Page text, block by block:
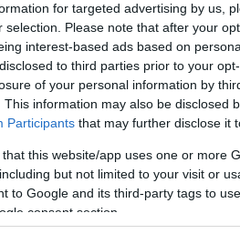
for targeted advertising by us,
selection. Please note that after your
interest-based ads based on
to third parties prior to your
of your personal information by
This information may also be disclosed
Participants that may further disclose it
that this website/app uses one or more
but not limited to your visit or
to Google and its third-party tags to
consent section.